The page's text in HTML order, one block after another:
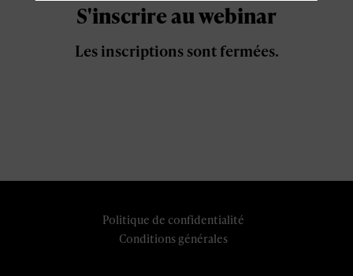
S'inscrire au webinar
Les inscriptions sont fermées.
Politique de confidentialité
Conditions générales